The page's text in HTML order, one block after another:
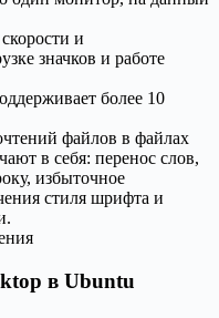
и
значков и работе
более 10
файлов в файлах
в себя: перенос слов,
избыточное
стиля шрифта и
в Ubuntu